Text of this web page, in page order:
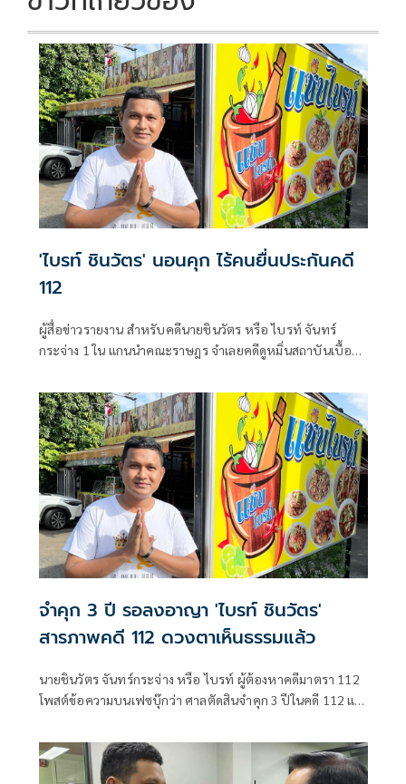
'ไบรท์ ชินวัตร' นอนคุก ไร้คนยื่นประกันคดี
112
ผู้สื่อข่าวรายงาน สำหรับคดีนายชินวัตร หรือ ไบรท์ จันทร์
กระจ่าง 1 ใน แกนนำคณะราษฎร จำเลยคดีดูหมิ่นสถาบันเบื้อง
จำคุก 3 ปี รอลงอาญา 'ไบรท์ ชินวัตร'
สารภาพคดี 112 ดวงตาเห็นธรรมแล้ว
นายชินวัตร จันทร์กระจ่าง หรือ ไบรท์ ผู้ต้องหาคดีมาตรา 112
โพสต์ข้อความบนเฟซบุ๊กว่า ศาลตัดสินจำคุก 3 ปีในคดี 112 แต่